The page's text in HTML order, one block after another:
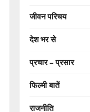
जीवन परिचय
देश भर से
प्रचार – प्रसार
फिल्मी बातें
राजनीति